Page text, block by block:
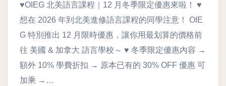
♥OIEG 北美語言課程｜12 月冬季限定優惠來啦！ ♥
想在 2026 年到北美進修語言課程的同學注意！ OIE
G 特別推出 12 月限時優惠，讓你用最划算的價格前
往 美國 & 加拿大 語言學校～ ♥ 冬季限定優惠內容 →
額外 10% 學費折扣 → 原本已有的 30% OFF 優惠 可
加乘 →…